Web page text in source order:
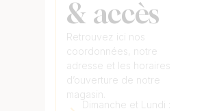
& accès
Retrouvez ici nos
coordonnées, notre
adresse et les horaires
d’ouverture de notre
magasin.
Dimanche et Lundi :